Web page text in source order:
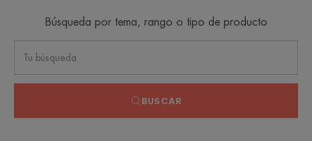
Búsqueda por tema, rango o tipo de producto
BUSCAR